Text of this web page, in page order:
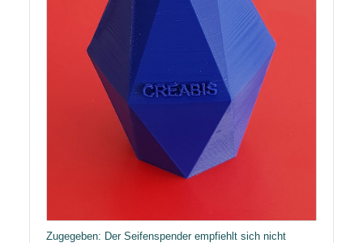
Zugegeben: Der Seifenspender empfiehlt sich nicht